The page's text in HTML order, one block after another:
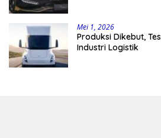
Mei 1, 2026
Produksi Dikebut,
Industri Logistik